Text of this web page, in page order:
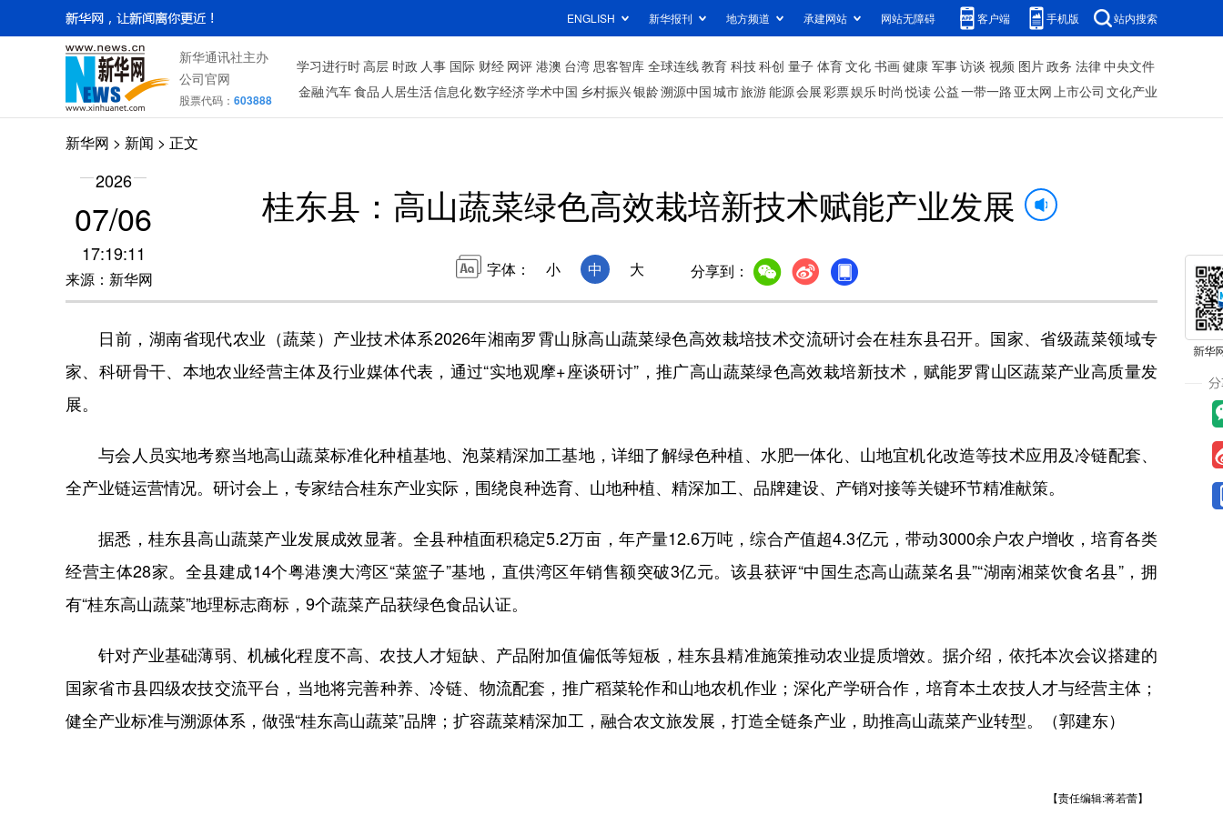
ENGLISH 新华报刊 地方频道 承建网站 网站无障碍 客户端 手机版 站内搜索
新华通讯社主办
公司官网
股票代码： 603888
学习进行时高层 时政 人事 国际 财经 网评 港澳 台湾 思客智库 全球连线教育 科技科创 量子 体育文化 书画健康 军事访谈 视频 图片政务 法律中央文件
金融汽车食品 人居生活信息化数字经济学术中国 乡村振兴银龄溯源中国城市旅游能源会展彩票娱乐时尚 悦读公益一带一路 亚太网上市公司 文化产业
新华网 > 新闻 > 正文
2026
07/06
17:19:11
来源：新华网
桂东县：高山蔬菜绿色高效栽培新技术赋能产业发展
字体： 小 中 大 分享到：
日前，湖南省现代农业（蔬菜）产业技术体系2026年湘南罗霄山脉高山蔬菜绿色高效栽培技术交流研讨会在桂东县召开。国家、省级蔬菜领域专
家、科研骨干、本地农业经营主体及行业媒体代表，通过“实地观摩+座谈研讨”，推广高山蔬菜绿色高效栽培新技术，赋能罗霄山区蔬菜产业高质量发
展。​
与会人员实地考察当地高山蔬菜标准化种植基地、泡菜精深加工基地，详细了解绿色种植、水肥一体化、山地宜机化改造等技术应用及冷链配套、
全产业链运营情况。研讨会上，专家结合桂东产业实际，围绕良种选育、山地种植、精深加工、品牌建设、产销对接等关键环节精准献策。​
据悉，桂东县高山蔬菜产业发展成效显著。全县种植面积稳定5.2万亩，年产量12.6万吨，综合产值超4.3亿元，带动3000余户农户增收，培育各类
经营主体28家。全县建成14个粤港澳大湾区“菜篮子”基地，直供湾区年销售额突破3亿元。该县获评“中国生态高山蔬菜名县”“湖南湘菜饮食名县”，拥
有“桂东高山蔬菜”地理标志商标，9个蔬菜产品获绿色食品认证。​
针对产业基础薄弱、机械化程度不高、农技人才短缺、产品附加值偏低等短板，桂东县精准施策推动农业提质增效。据介绍，依托本次会议搭建的
国家省市县四级农技交流平台，当地将完善种养、冷链、物流配套，推广稻菜轮作和山地农机作业；深化产学研合作，培育本土农技人才与经营主体；
健全产业标准与溯源体系，做强“桂东高山蔬菜”品牌；扩容蔬菜精深加工，融合农文旅发展，打造全链条产业，助推高山蔬菜产业转型。（郭建东）
【责任编辑:蒋若蕾】